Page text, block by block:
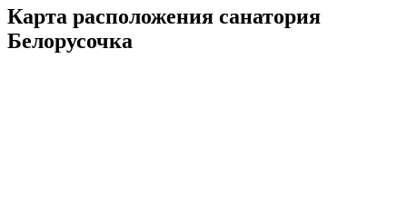
Карта расположения санатория
Белорусочка